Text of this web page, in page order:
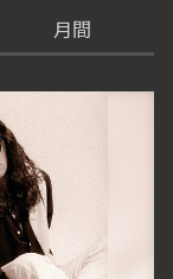
月間